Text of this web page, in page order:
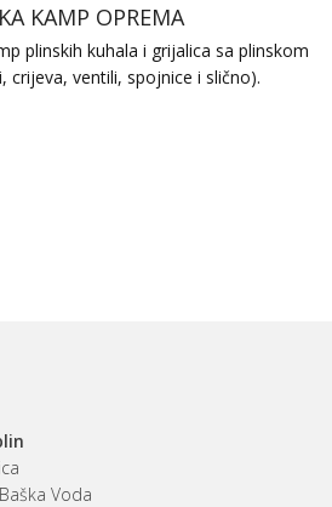
KAMP OPREMA
plinskih kuhala i grijalica sa plinskom
crijeva, ventili, spojnice i slično).
Voda